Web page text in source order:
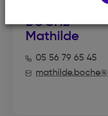
BOCHE
Mathilde
05 56 79 65 45